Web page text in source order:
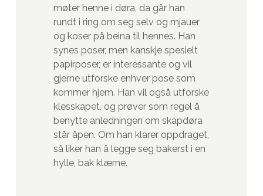
møter henne i døra, da går han
rundt i ring om seg selv og mjauer
og koser på beina til hennes. Han
synes poser, men kanskje spesielt
papirposer, er interessante og vil
gjerne utforske enhver pose som
kommer hjem. Han vil også utforske
klesskapet, og prøver som regel å
benytte anledningen om skapdøra
står åpen. Om han klarer oppdraget,
så liker han å legge seg bakerst i en
hylle, bak klærne.